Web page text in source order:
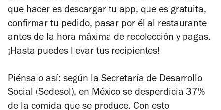
que hacer es descargar tu app, que es gratuita,
confirmar tu pedido, pasar por él al restaurante
antes de la hora máxima de recolección y pagas.
¡Hasta puedes llevar tus recipientes!
Piénsalo así: según la Secretaría de Desarrollo
Social (Sedesol), en México se desperdicia 37%
de la comida que se produce. Con esto